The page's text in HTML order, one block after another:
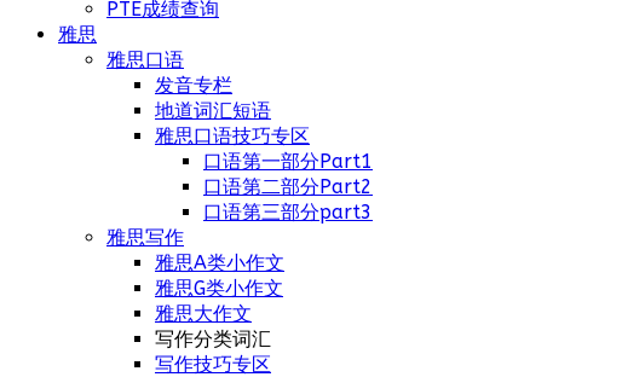
PTE成绩查询
雅思
雅思口语
发音专栏
地道词汇短语
雅思口语技巧专区
口语第一部分Part1
口语第二部分Part2
口语第三部分part3
雅思写作
雅思A类小作文
雅思G类小作文
雅思大作文
写作分类词汇
写作技巧专区